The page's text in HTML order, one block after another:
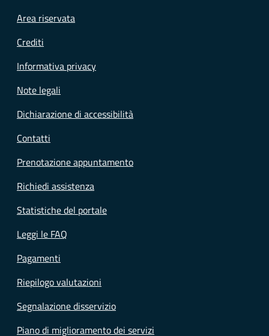
Footer menu
Area riservata
Crediti
Informativa privacy
Note legali
Dichiarazione di accessibilità
Contatti
Prenotazione appuntamento
Richiedi assistenza
Statistiche del portale
Leggi le FAQ
Pagamenti
Riepilogo valutazioni
Segnalazione disservizio
Piano di miglioramento dei servizi